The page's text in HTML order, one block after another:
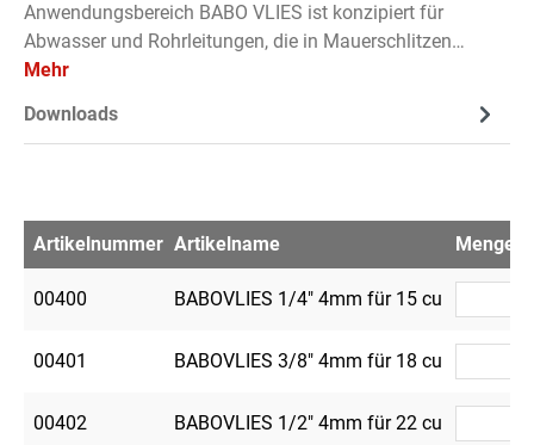
Anwendungsbereich BABO VLIES ist konzipiert für
Abwasser und Rohrleitungen, die in Mauerschlitzen…
Mehr
Downloads
Artikelnummer Artikelname Menge
00400 BABOVLIES 1/4" 4mm für 15 cu
00401 BABOVLIES 3/8" 4mm für 18 cu
00402 BABOVLIES 1/2" 4mm für 22 cu